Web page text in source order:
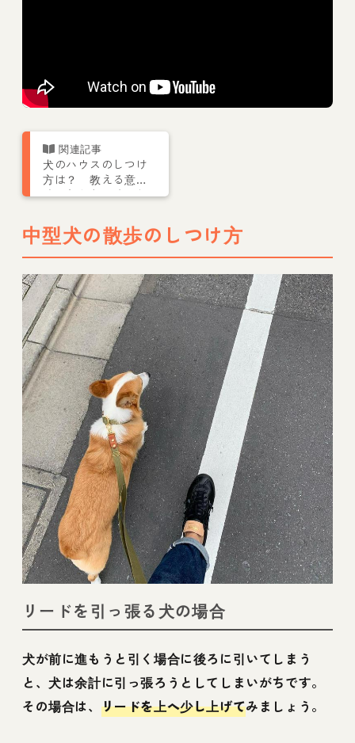
犬のハウスのしつけ
方は？ 教える意
味、入らない時のし
中型犬の散歩のしつけ方
リードを引っ張る犬の場合
犬が前に進もうと引く場合に後ろに引いてしまう
と、犬は余計に引っ張ろうとしてしまいがちです。
その場合は、 リードを上へ少し上げてみましょう。